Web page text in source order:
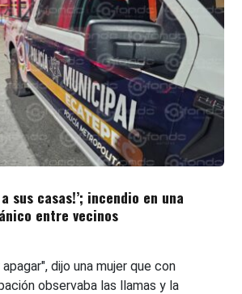
a sus casas!’; incendio en una
entre vecinos
dijo una mujer que con
observaba las llamas y la